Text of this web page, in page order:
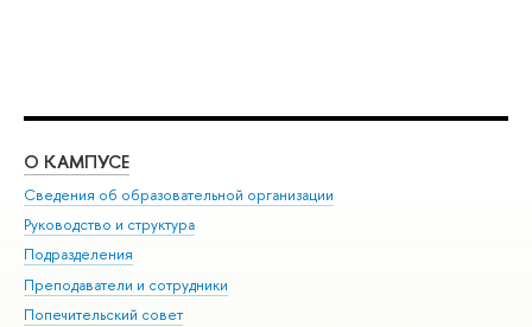
О КАМПУСЕ
Сведения об образовательной организации
Руководство и структура
Подразделения
Преподаватели и сотрудники
Попечительский совет